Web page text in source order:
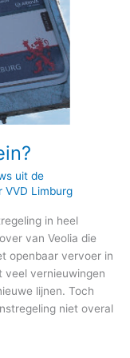
uit de
VVD Limburg
in heel
van Veolia die
openbaar vervoer in
veel vernieuwingen
lijnen. Toch
niet overal